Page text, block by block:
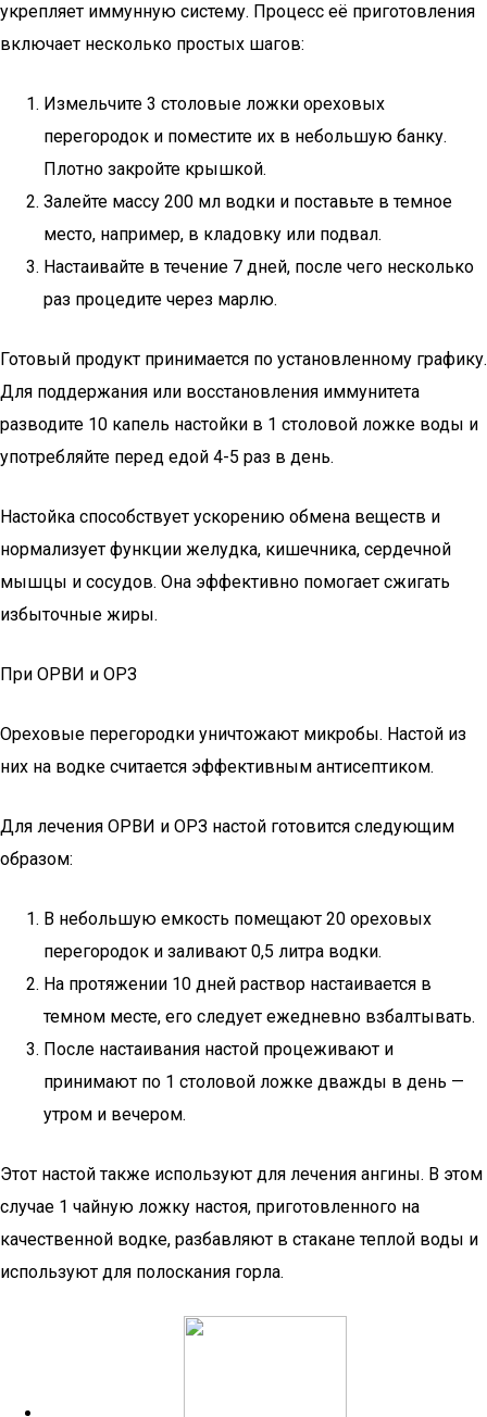
укрепляет иммунную систему. Процесс её приготовления
включает несколько простых шагов:
Измельчите 3 столовые ложки ореховых
перегородок и поместите их в небольшую банку.
Плотно закройте крышкой.
Залейте массу 200 мл водки и поставьте в темное
место, например, в кладовку или подвал.
Настаивайте в течение 7 дней, после чего несколько
раз процедите через марлю.
Готовый продукт принимается по установленному графику.
Для поддержания или восстановления иммунитета
разводите 10 капель настойки в 1 столовой ложке воды и
употребляйте перед едой 4-5 раз в день.
Настойка способствует ускорению обмена веществ и
нормализует функции желудка, кишечника, сердечной
мышцы и сосудов. Она эффективно помогает сжигать
избыточные жиры.
При ОРВИ и ОРЗ
Ореховые перегородки уничтожают микробы. Настой из
них на водке считается эффективным антисептиком.
Для лечения ОРВИ и ОРЗ настой готовится следующим
образом:
В небольшую емкость помещают 20 ореховых
перегородок и заливают 0,5 литра водки.
На протяжении 10 дней раствор настаивается в
темном месте, его следует ежедневно взбалтывать.
После настаивания настой процеживают и
принимают по 1 столовой ложке дважды в день —
утром и вечером.
Этот настой также используют для лечения ангины. В этом
случае 1 чайную ложку настоя, приготовленного на
качественной водке, разбавляют в стакане теплой воды и
используют для полоскания горла.